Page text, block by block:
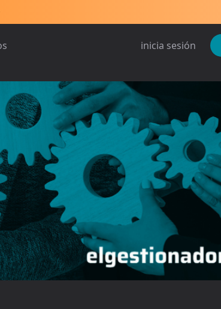
inicia sesión